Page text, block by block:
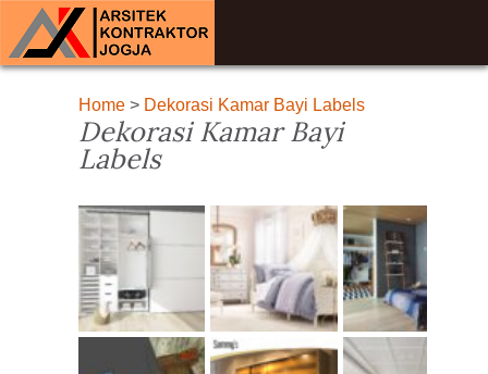
Home> Dekorasi Kamar Bayi Labels
Dekorasi Kamar Bayi
Labels